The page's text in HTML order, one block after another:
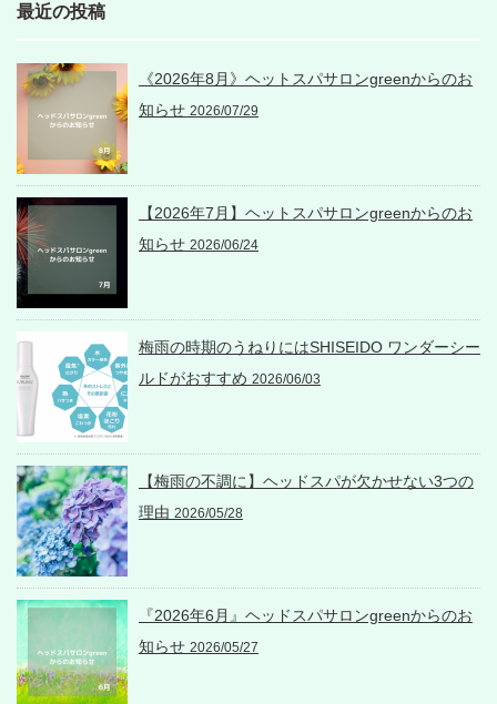
最近の投稿
《2026年8月》ヘットスパサロンgreenからのお
知らせ 2026/07/29
【2026年7月】ヘットスパサロンgreenからのお
知らせ 2026/06/24
梅雨の時期のうねりにはSHISEIDO ワンダーシー
ルドがおすすめ 2026/06/03
【梅雨の不調に】ヘッドスパが欠かせない3つの
理由 2026/05/28
『2026年6月』ヘッドスパサロンgreenからのお
知らせ 2026/05/27